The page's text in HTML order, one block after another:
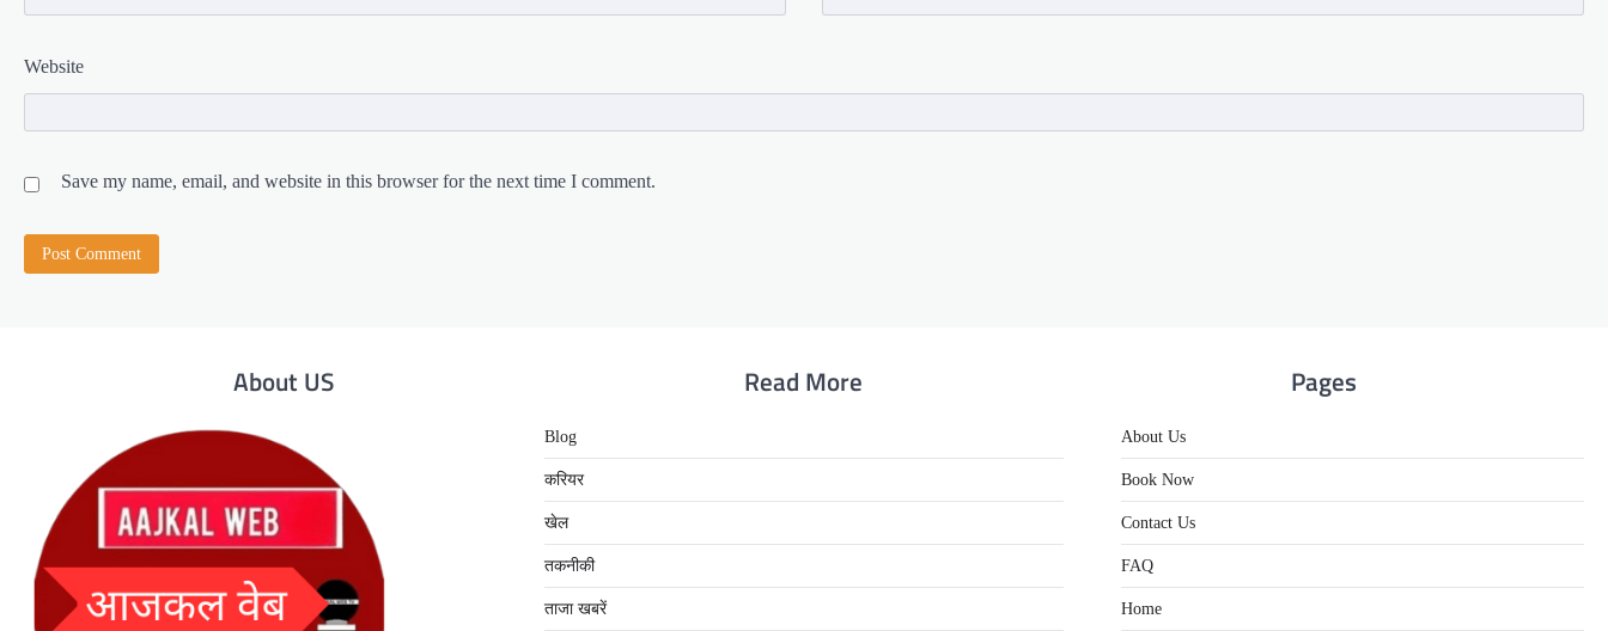
Website
Save my name, email, and website in this browser for the next time I comment.
About US Read More
Blog
करियर
खेल
तकनीकी
ताजा खबरें
Pages
About Us
Book Now
Contact Us
FAQ
Home